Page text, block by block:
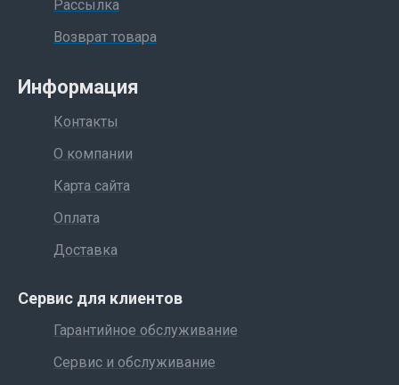
Рассылка
Возврат товара
Информация
Контакты
О компании
Карта сайта
Оплата
Доставка
Сервис для клиентов
Гарантийное обслуживание
Сервис и обслуживание